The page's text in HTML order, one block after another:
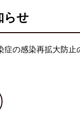
らせ
の感染再拡大防